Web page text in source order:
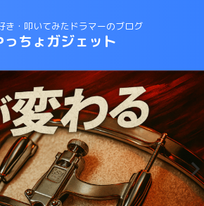
き・叩いてみたドラマーのブログ
っちょガジェット